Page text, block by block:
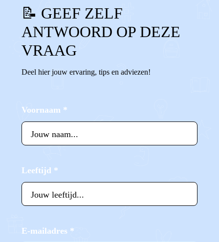
📝 GEEF ZELF
ANTWOORD OP DEZE
VRAAG
Deel hier jouw ervaring, tips en adviezen!
Voornaam *
Leeftijd *
E-mailadres *